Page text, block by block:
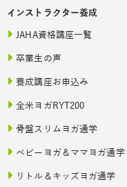
インストラクター養成
JAHA資格講座一覧
卒業生の声
養成講座お申込み
全米ヨガRYT200
骨盤スリムヨガ通学
ベビーヨガ＆ママヨガ通学
リトル＆キッズヨガ通学